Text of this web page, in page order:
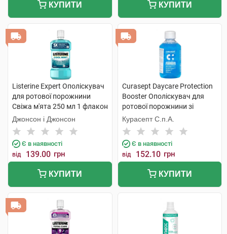
КУПИТИ КУПИТИ
Listerine Expert Ополіскувач
для ротової порожнини
Свіжа м'ята 250 мл 1 флакон
Джонсон і Джонсон
Є в наявності
від 139.00 грн
КУПИТИ
Curasept Daycare Protection
Booster Ополіскувач для
ротової порожнини зі
смаком морозної м'яти 250
мл 1 флакон
Курасепт С.п.А.
Є в наявності
від 152.10 грн
КУПИТИ